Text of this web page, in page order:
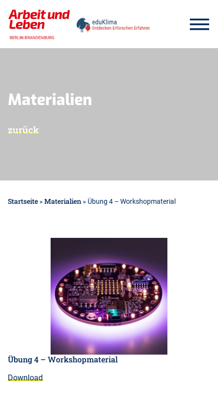
content
Menu
Materialien
zurück
Startseite » Materialien » Übung 4 – Workshopmaterial
Übung 4 – Workshopmaterial
Download